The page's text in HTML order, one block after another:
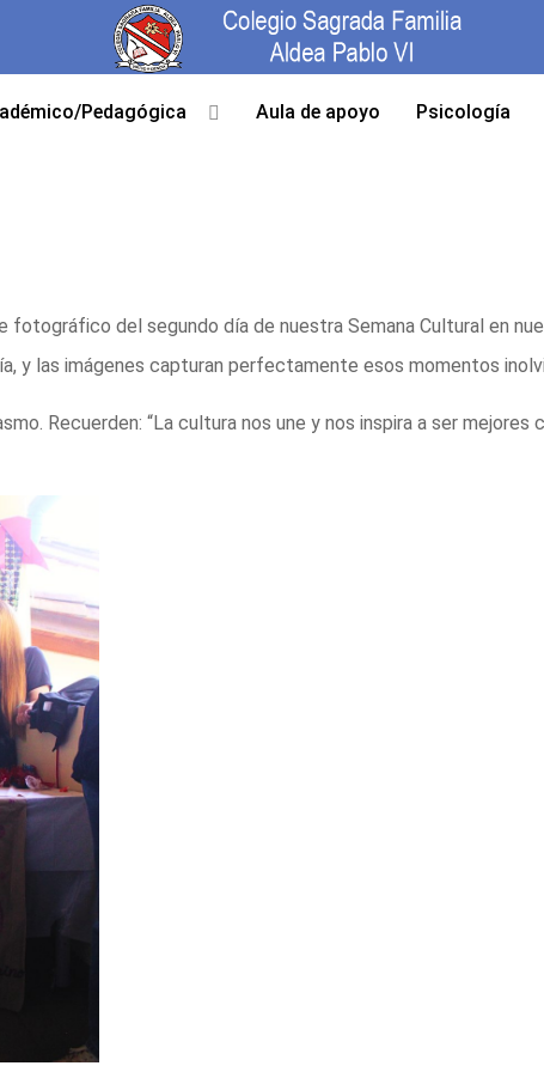
Pedagógica Aula de apoyo Psicología
del segundo día de nuestra Semana Cultural en
y las imágenes capturan perfectamente esos momentos
Recuerden: “La cultura nos une y nos inspira a ser mejores